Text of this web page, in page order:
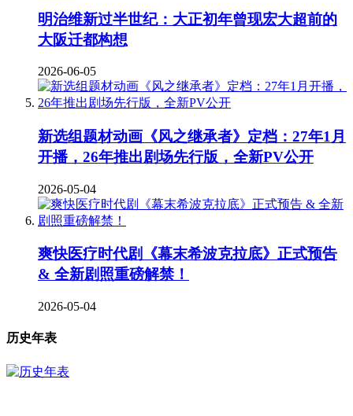
明治维新过半世纪：大正初年曾现宏大超前的
大阪迁都构想
2026-06-05
新选组题材动画《风之继承者》定档：27年1月
开播，26年推出剧场先行版，全新PV公开
2026-05-04
爽快医疗时代剧《幕末希波克拉底》正式预告
& 全新剧照重磅解禁！
2026-05-04
历史年表